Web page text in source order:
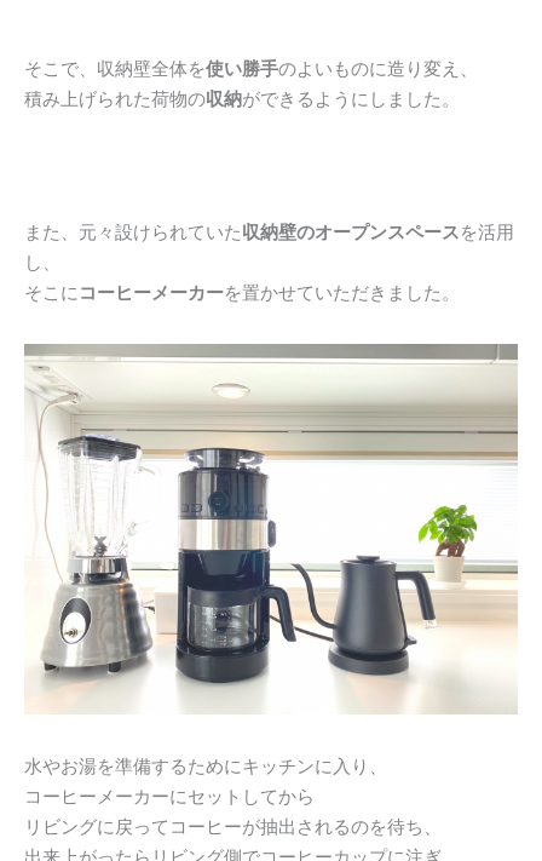
そこで、収納壁全体を使い勝手のよいものに造り変え、
積み上げられた荷物の収納ができるようにしました。
また、元々設けられていた収納壁のオープンスペースを活用
し、
そこにコーヒーメーカーを置かせていただきました。
水やお湯を準備するためにキッチンに入り、
コーヒーメーカーにセットしてから
リビングに戻ってコーヒーが抽出されるのを待ち、